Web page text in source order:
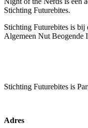
Stichting Futurebites.
Stichting Futurebites is bij
Algemeen Nut Beogende
Stichting Futurebites is
Adres